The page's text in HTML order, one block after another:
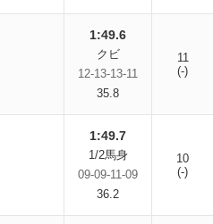
1:49.6
クビ
12-13-13-11
35.8
11
(-)
1:49.7
1/2馬身
09-09-11-09
36.2
10
(-)